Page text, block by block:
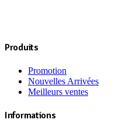
Produits
Promotion
Nouvelles Arrivées
Meilleurs ventes
Informations